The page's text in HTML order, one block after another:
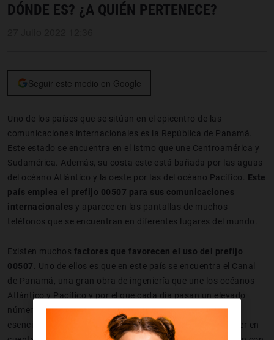
DÓNDE ES? ¿A QUIÉN PERTENECE?
Seguir este medio en Google
Uno de los países que se sitúan en el epicentro de las
comunicaciones internacionales es la República de Panamá.
Este estado se encuentra en el istmo que une Centroamérica y
Sudamérica. Además, su costa este está bañada por las aguas
del océano Atlántico y la oeste por las del océano Pacífico. Este
país emplea el prefijo 00507 para sus comunicaciones
internacionales y aparece en las pantallas de muchos
teléfonos que se encuentran en diferentes lugares del mundo.
Existen muchos factores que favorecen el uso del prefijo
00507. Uno de ellos es que en este país se encuentra el Canal
de Panamá, una gran obra de ingeniería que une los océanos
Atlántico y Pacífico y por el que cada día pasan un elevado
número de barcos de gran tonelaje, se trata de un punto
esencial para el comercio internacional. Tenemos que tener en